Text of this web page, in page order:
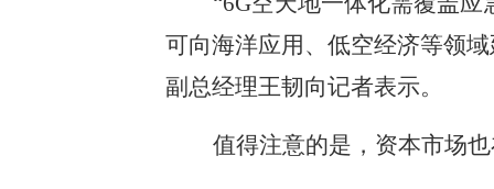
可向海洋应用、低空经济等领
副总经理王韧向记者表示。
值得注意的是，资本市场